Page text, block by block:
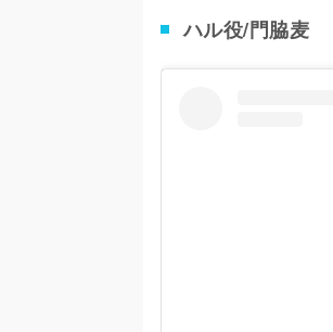
ハル役/門脇麦